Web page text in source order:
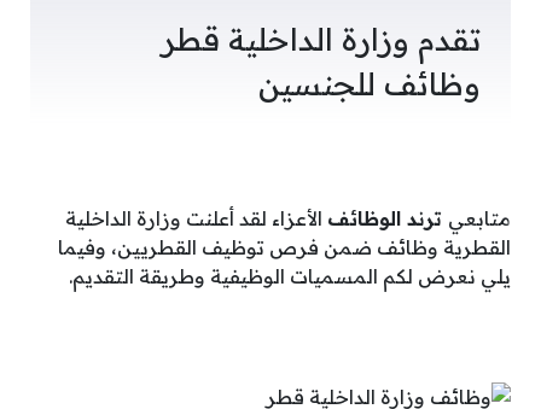
تقدم وزارة الداخلية قطر
وظائف للجنسين
متابعي ترند الوظائف الأعزاء لقد أعلنت وزارة الداخلية
القطرية وظائف ضمن فرص توظيف القطريين، وفيما
يلي نعرض لكم المسميات الوظيفية وطريقة التقديم.